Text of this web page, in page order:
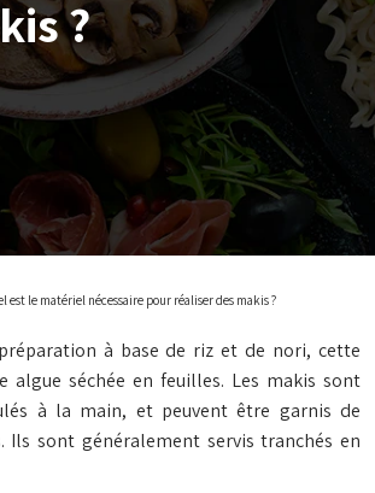
?
est le matériel nécessaire pour réaliser des makis ?
à base de riz et de nori, cette
algue séchée en feuilles. Les makis sont
à la main, et peuvent être garnis de
Ils sont généralement servis tranchés en